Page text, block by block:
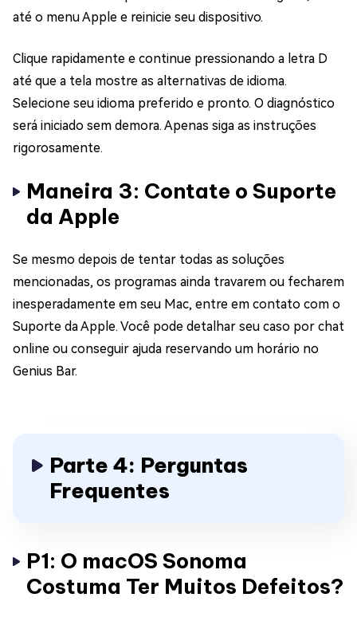
até o menu Apple e reinicie seu dispositivo.
Clique rapidamente e continue pressionando a letra D
até que a tela mostre as alternativas de idioma.
Selecione seu idioma preferido e pronto. O diagnóstico
será iniciado sem demora. Apenas siga as instruções
rigorosamente.
Maneira 3: Contate o Suporte
da Apple
Se mesmo depois de tentar todas as soluções
mencionadas, os programas ainda travarem ou fecharem
inesperadamente em seu Mac, entre em contato com o
Suporte da Apple. Você pode detalhar seu caso por chat
online ou conseguir ajuda reservando um horário no
Genius Bar.
Parte 4: Perguntas
Frequentes
P1: O macOS Sonoma
Costuma Ter Muitos Defeitos?